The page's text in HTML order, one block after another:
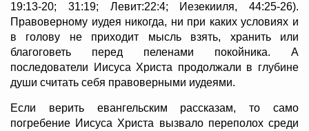
19:13-20; 31:19; Левит:22:4; Иезекииля, 44:25-26).
Правоверному иудея никогда, ни при каких условиях и
в голову не приходит мысль взять, хранить или
благоговеть перед пеленами покойника. А
последователи Иисуса Христа продолжали в глубине
души считать себя правоверными иудеями.
Если верить евангельским рассказам, то само
погребение Иисуса Христа вызвало переполох среди